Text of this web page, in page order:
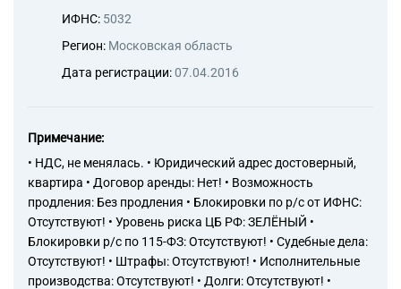
ИФНС: 5032
Регион: Московская область
Дата регистрации:07.04.2016
Примечание:
• НДС, не менялась. • Юридический адрес достоверный,
квартира • Договор аренды: Нет! • Возможность
продления: Без продления • Блокировки по р/с от ИФНС:
Отсутствуют! • Уровень риска ЦБ РФ: ЗЕЛЁНЫЙ •
Блокировки р/с по 115-ФЗ: Отсутствуют! • Судебные дела:
Отсутствуют! • Штрафы: Отсутствуют! • Исполнительные
производства: Отсутствуют! • Долги: Отсутствуют! •